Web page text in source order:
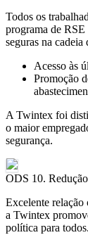
Todos os
programa de
seguras na cadeia
Acesso às
Promoção
A Twintex foi
o maior
segurança.
ODS 10.
Excelente
a Twintex
política para todos.